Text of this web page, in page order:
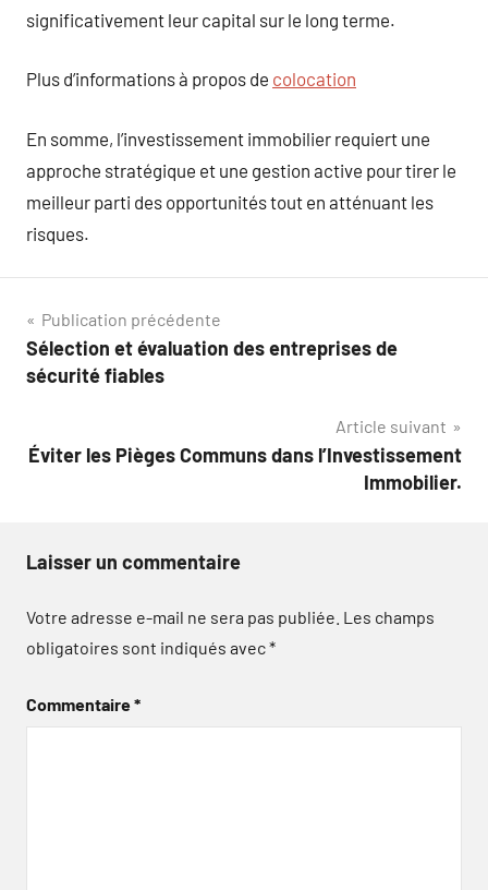
significativement leur capital sur le long terme.
Plus d’informations à propos de colocation
En somme, l’investissement immobilier requiert une
approche stratégique et une gestion active pour tirer le
meilleur parti des opportunités tout en atténuant les
risques.
Navigation
de
Publication précédente
Sélection et évaluation des entreprises de
sécurité fiables
Article suivant
Éviter les Pièges Communs dans l’Investissement
Immobilier.
Laisser un commentaire
Votre adresse e-mail ne sera pas publiée. Les champs
obligatoires sont indiqués avec*
Commentaire*